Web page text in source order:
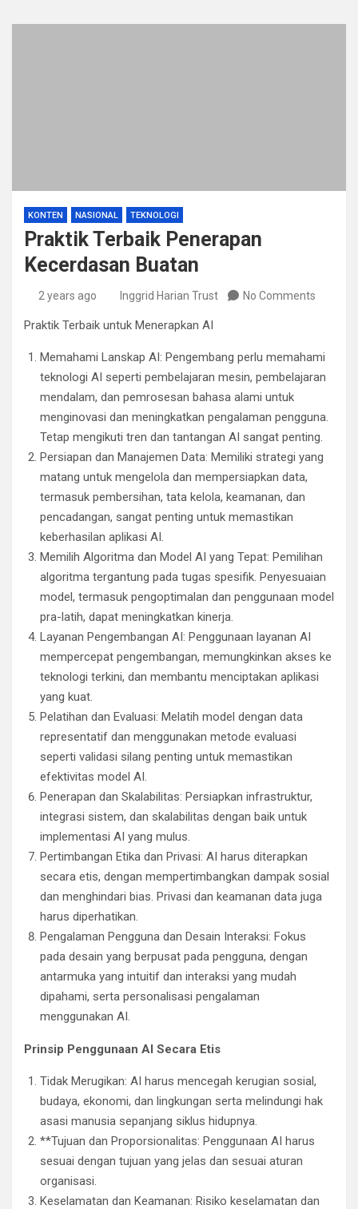
KONTEN NASIONAL TEKNOLOGI
Praktik Terbaik Penerapan
Kecerdasan Buatan
2 years ago Inggrid Harian Trust No Comments
Praktik Terbaik untuk Menerapkan AI
Memahami Lanskap AI: Pengembang perlu memahami
teknologi AI seperti pembelajaran mesin, pembelajaran
mendalam, dan pemrosesan bahasa alami untuk
menginovasi dan meningkatkan pengalaman pengguna.
Tetap mengikuti tren dan tantangan AI sangat penting.
Persiapan dan Manajemen Data: Memiliki strategi yang
matang untuk mengelola dan mempersiapkan data,
termasuk pembersihan, tata kelola, keamanan, dan
pencadangan, sangat penting untuk memastikan
keberhasilan aplikasi AI.
Memilih Algoritma dan Model AI yang Tepat: Pemilihan
algoritma tergantung pada tugas spesifik. Penyesuaian
model, termasuk pengoptimalan dan penggunaan model
pra-latih, dapat meningkatkan kinerja.
Layanan Pengembangan AI: Penggunaan layanan AI
mempercepat pengembangan, memungkinkan akses ke
teknologi terkini, dan membantu menciptakan aplikasi
yang kuat.
Pelatihan dan Evaluasi: Melatih model dengan data
representatif dan menggunakan metode evaluasi
seperti validasi silang penting untuk memastikan
efektivitas model AI.
Penerapan dan Skalabilitas: Persiapkan infrastruktur,
integrasi sistem, dan skalabilitas dengan baik untuk
implementasi AI yang mulus.
Pertimbangan Etika dan Privasi: AI harus diterapkan
secara etis, dengan mempertimbangkan dampak sosial
dan menghindari bias. Privasi dan keamanan data juga
harus diperhatikan.
Pengalaman Pengguna dan Desain Interaksi: Fokus
pada desain yang berpusat pada pengguna, dengan
antarmuka yang intuitif dan interaksi yang mudah
dipahami, serta personalisasi pengalaman
menggunakan AI.
Prinsip Penggunaan AI Secara Etis
Tidak Merugikan: AI harus mencegah kerugian sosial,
budaya, ekonomi, dan lingkungan serta melindungi hak
asasi manusia sepanjang siklus hidupnya.
**Tujuan dan Proporsionalitas: Penggunaan AI harus
sesuai dengan tujuan yang jelas dan sesuai aturan
organisasi.
Keselamatan dan Keamanan: Risiko keselamatan dan